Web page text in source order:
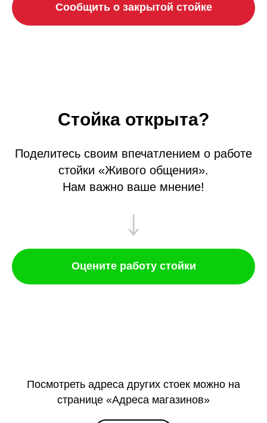
Сообщить о закрытой стойке
Стойка открыта?
Поделитесь своим впечатлением о работе
стойки «Живого общения».
Нам важно ваше мнение!
Оцените работу стойки
Посмотреть адреса других стоек можно на
странице «Адреса магазинов»